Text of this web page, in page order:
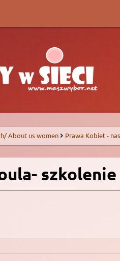
About us women Prawa Kobiet -
szkolenie